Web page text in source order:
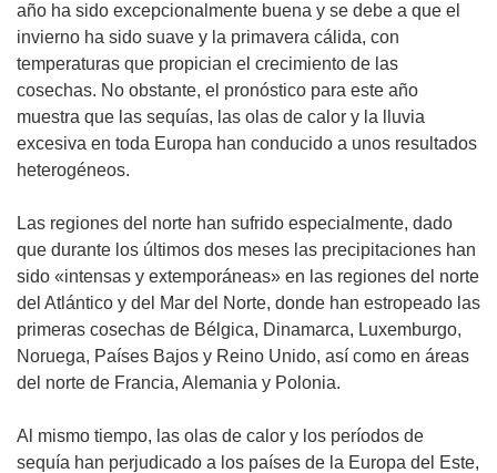
año ha sido excepcionalmente buena y se debe a que el
invierno ha sido suave y la primavera cálida, con
temperaturas que propician el crecimiento de las
cosechas. No obstante, el pronóstico para este año
muestra que las sequías, las olas de calor y la lluvia
excesiva en toda Europa han conducido a unos resultados
heterogéneos.
Las regiones del norte han sufrido especialmente, dado
que durante los últimos dos meses las precipitaciones han
sido «intensas y extemporáneas» en las regiones del norte
del Atlántico y del Mar del Norte, donde han estropeado las
primeras cosechas de Bélgica, Dinamarca, Luxemburgo,
Noruega, Países Bajos y Reino Unido, así como en áreas
del norte de Francia, Alemania y Polonia.
Al mismo tiempo, las olas de calor y los períodos de
sequía han perjudicado a los países de la Europa del Este,